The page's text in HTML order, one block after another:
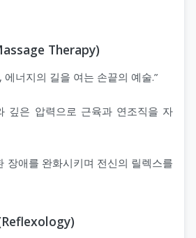
Therapy)
에너지의 길을 여는 손끝의 예술.”
깊은 압력으로 근육과 연조직을 자
장애를 완화시키며 전신의 릴렉스를